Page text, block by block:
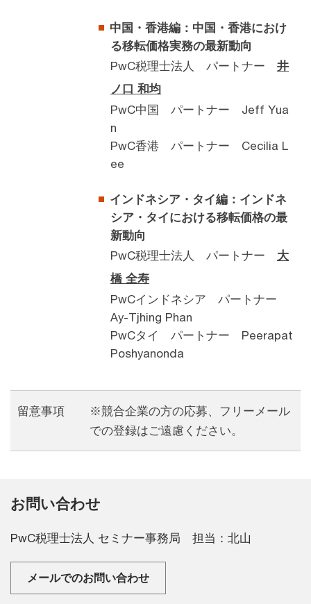
中国・香港編：中国・香港におけ
る移転価格実務の最新動向
PwC税理士法人 パートナー 井
ノ口 和均
PwC中国 パートナー Jeff Yua
n
PwC香港 パートナー Cecilia L
ee
インドネシア・タイ編：インドネ
シア・タイにおける移転価格の最
新動向
PwC税理士法人 パートナー 大
橋 全寿
PwCインドネシア パートナー
Ay-Tjhing Phan
PwCタイ パートナー Peerapat
Poshyanonda
留意事項
※競合企業の方の応募、フリーメール
での登録はご遠慮ください。
お問い合わせ
PwC税理士法人 セミナー事務局 担当：北山
メールでのお問い合わせ